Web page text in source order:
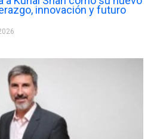
innovación y futuro